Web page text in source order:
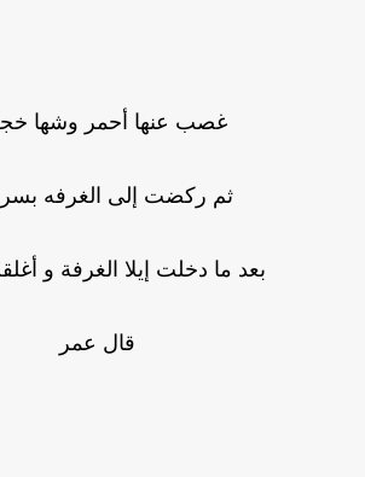
غصب عنها أحمر وشها
ثم ركضت إلى الغرفه
بعد ما دخلت إيلا الغرفة و
قال عمر